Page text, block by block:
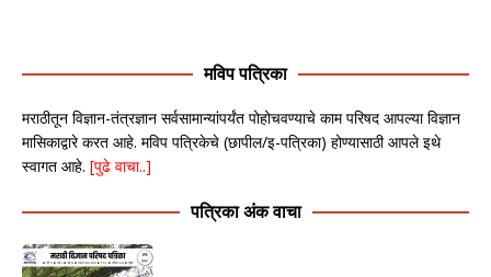
मविप पत्रिका
मराठीतून विज्ञान-तंत्रज्ञान सर्वसामान्यांपर्यंत पोहोचवण्याचे काम परिषद आपल्या विज्ञान
मासिकाद्वारे करत आहे. मविप पत्रिकेचे (छापील/इ-पत्रिका) होण्यासाठी आपले इथे
स्वागत आहे. [पुढे वाचा..]
पत्रिका अंक वाचा